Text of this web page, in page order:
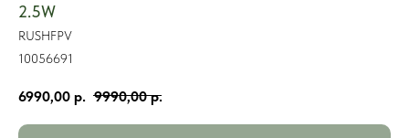
2.5W
RUSHFPV
10056691
6990,00 р. 9990,00 р.